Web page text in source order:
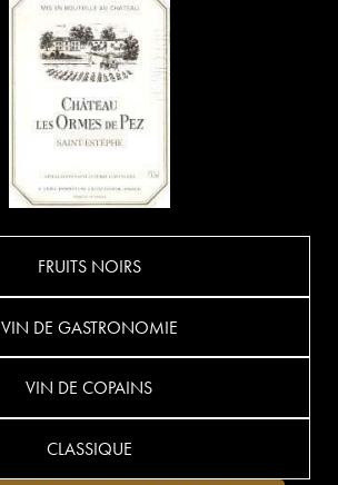
FRUITS NOIRS
VIN DE GASTRONOMIE
VIN DE COPAINS
CLASSIQUE